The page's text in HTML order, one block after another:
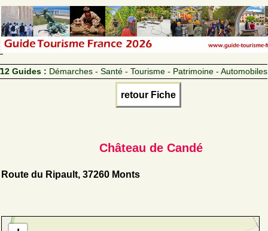
12 Guides : Démarches - Santé - Tourisme - Patrimoine - Automobiles
retour Fiche
Château de Candé
Route du Ripault, 37260 Monts